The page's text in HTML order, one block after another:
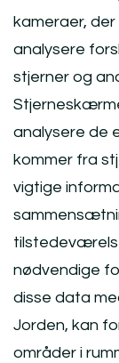
kameraer,
analysere
stjerner og
analysere de
kommer fra
vigtige
nødvendige
disse data
Jorden, kan
områder i